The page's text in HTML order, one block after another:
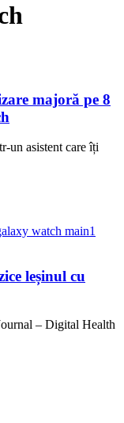
majoră pe 8
un asistent care îți
leșinul cu
– Digital Health